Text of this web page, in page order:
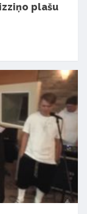
plašu